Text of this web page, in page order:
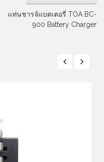
แท่นชารจ์แบตเตอรี่ TOA BC-
900 Battery Charger